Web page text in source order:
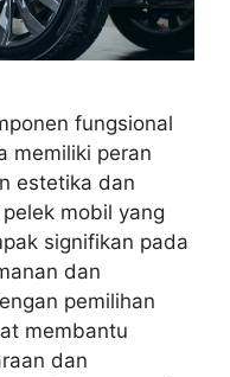
fungsional
memiliki peran
estetika dan
mobil yang
signifikan pada
dan
pemilihan
membantu
dan